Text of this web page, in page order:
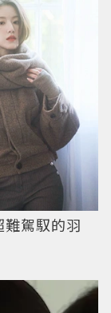
駕馭的羽